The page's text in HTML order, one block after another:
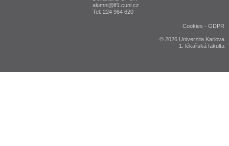
alumni@lf1.cuni.cz
Tel: 224 964 620
Cookies -GDPR
© 2026 Univerzita Karlova
1. lékařská fakulta